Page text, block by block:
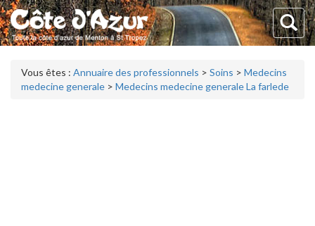
Vous êtes : Annuaire des professionnels > Soins > Medecins
medecine generale > Medecins medecine generale La farlede